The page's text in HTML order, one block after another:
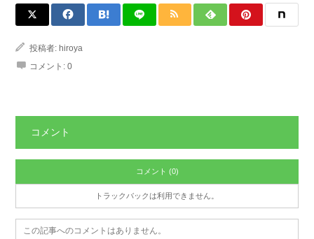
投稿者: hiroya
コメント: 0
コメント
コメント (0)
トラックバックは利用できません。
この記事へのコメントはありません。